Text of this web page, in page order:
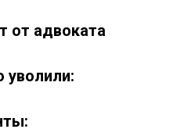
от адвоката
уволили: